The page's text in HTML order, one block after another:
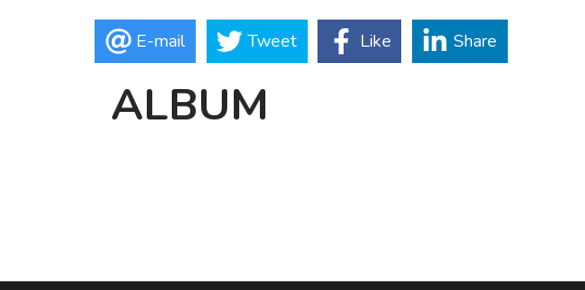
E-mail Tweet Like Share
ALBUM